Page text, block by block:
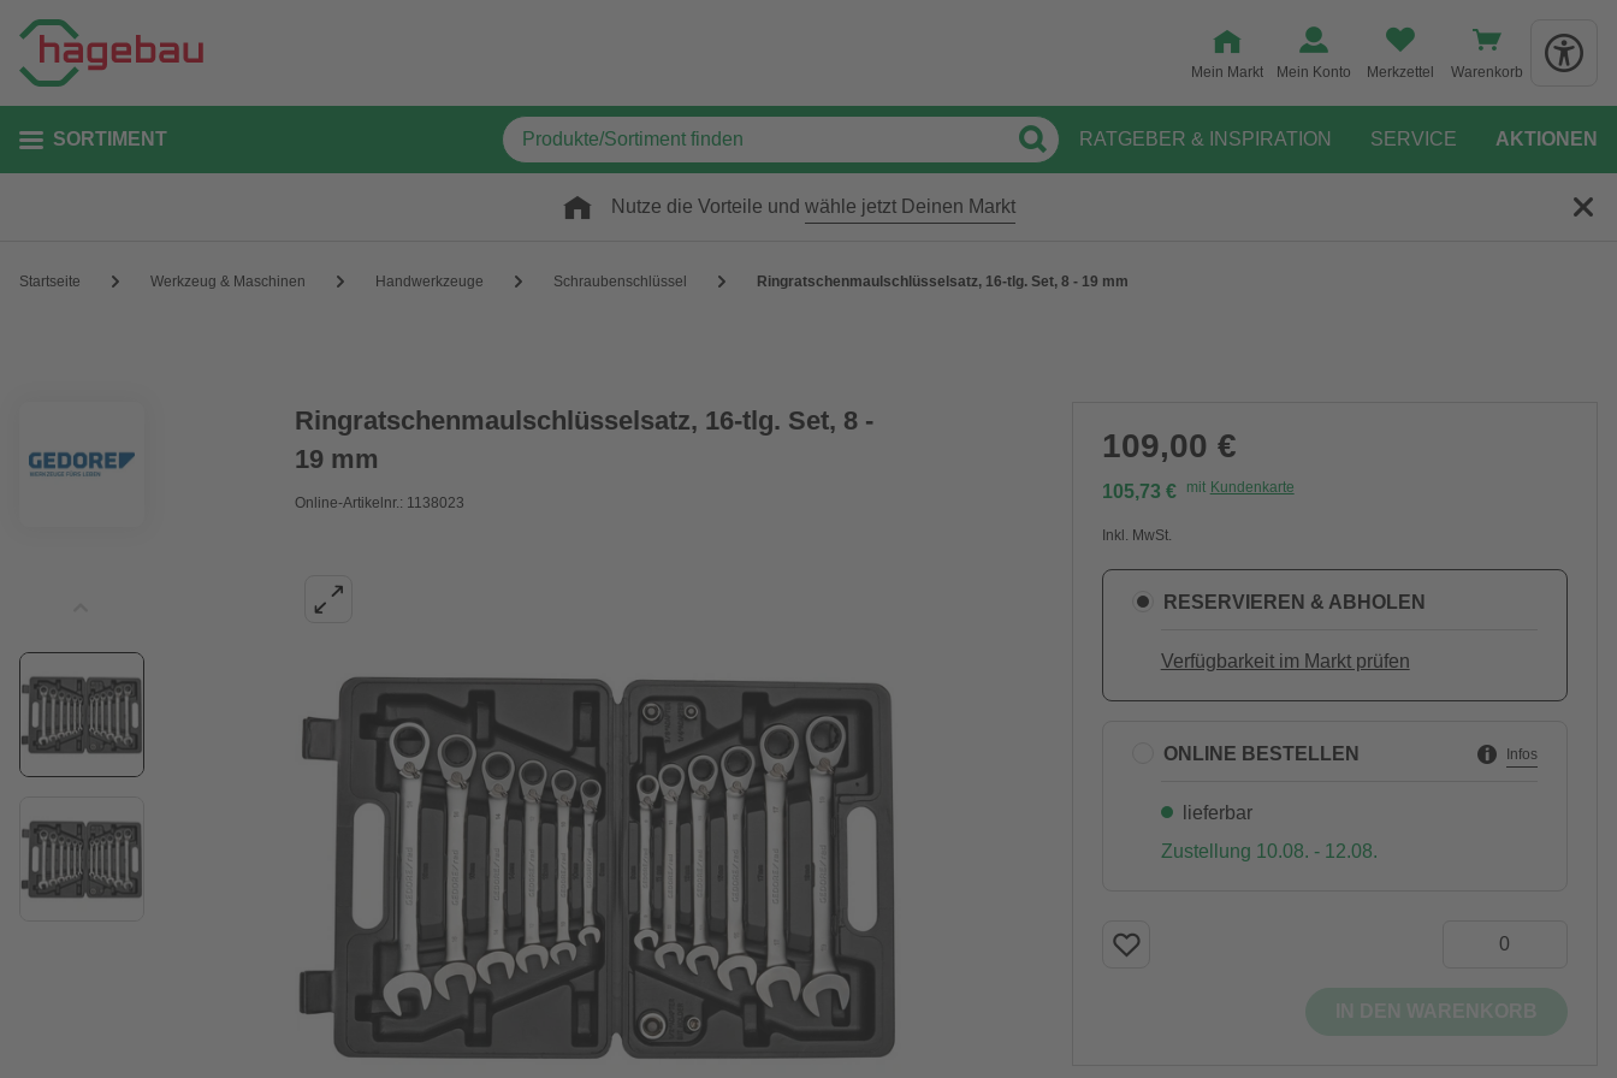
Mein Markt Mein Konto Merkzettel Warenkorb
SORTIMENT RATGEBER & INSPIRATION SERVICE AKTIONEN
Nutze die Vorteile und wähle jetzt Deinen Markt
Startseite Werkzeug & Maschinen Handwerkzeuge Schraubenschlüssel Ringratschenmaulschlüsselsatz, 16-tlg. Set, 8 - 19 mm
Ringratschenmaulschlüsselsatz, 16-tlg. Set, 8 -
19 mm
Online-Artikelnr.: 1138023
109,00 €
105,73 € mit Kundenkarte
Inkl. MwSt.
RESERVIEREN & ABHOLEN
Verfügbarkeit im Markt prüfen
ONLINE BESTELLEN Infos
lieferbar
Zustellung 10.08. - 12.08.